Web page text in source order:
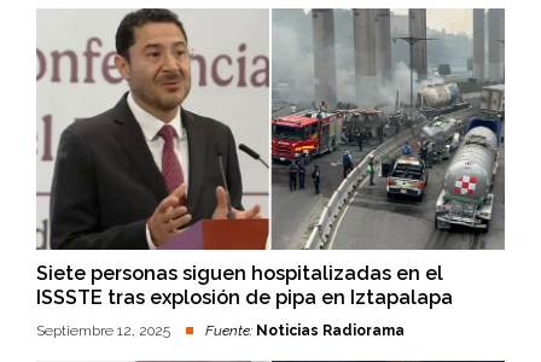
Siete personas siguen hospitalizadas en el
ISSSTE tras explosión de pipa en Iztapalapa
Septiembre 12, 2025 Fuente: Noticias Radiorama